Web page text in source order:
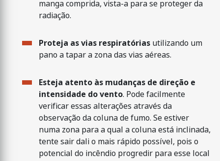
manga comprida, vista-a para se proteger da
radiação.
Proteja as vias respiratórias utilizando um
pano a tapar a zona das vias aéreas.
Esteja atento às mudanças de direção e
intensidade do vento. Pode facilmente
verificar essas alterações através da
observação da coluna de fumo. Se estiver
numa zona para a qual a coluna está inclinada,
tente sair dali o mais rápido possível, pois o
potencial do incêndio progredir para esse local